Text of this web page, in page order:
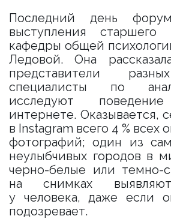
Последний день
выступления старшего
кафедры общей
Ледовой. Она
представители
специалисты по
исследуют
интернете. Оказывается,
в Instagram всего 4 % всех
фотографий; один из
неулыбчивых городов в
черно-белые или темно-
на снимках
у человека, даже если
подозревает.